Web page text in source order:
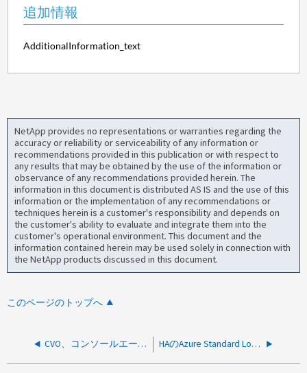
追加情報
AdditionalInformation_text
NetApp provides no representations or warranties regarding the
accuracy or reliability or serviceability of any information or
recommendations provided in this publication or with respect to
any results that may be obtained by the use of the information or
observance of any recommendations provided herein. The
information in this document is distributed AS IS and the use of this
information or the implementation of any recommendations or
techniques herein is a customer's responsibility and depends on
the customer's ability to evaluate and integrate them into the
customer's operational environment. This document and the
information contained herein may be used solely in connection with
the NetApp products discussed in this document.
このページのトップへ
CVO、コンソールエージェント、または分類VMでは、サードパーティ製のエージェントや監視ツールはサポートされていますか？ HAのAzure Standard Load Balancerのインバウンドルールはシングルノードと同じですか。